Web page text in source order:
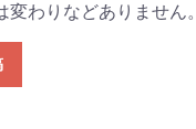
変わりなどありません。